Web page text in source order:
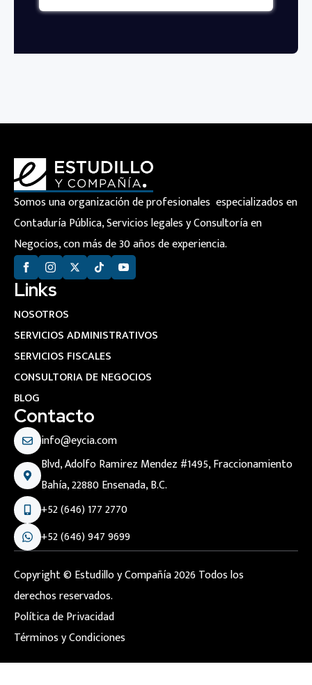
Somos una organización de profesionales especializados en
Contaduría Pública, Servicios legales y Consultoría en
Negocios, con más de 30 años de experiencia.
Links
NOSOTROS
SERVICIOS ADMINISTRATIVOS
SERVICIOS FISCALES
CONSULTORIA DE NEGOCIOS
BLOG
Contacto
info@eycia.com
Blvd, Adolfo Ramirez Mendez #1495, Fraccionamiento
Bahía, 22880 Ensenada, B.C.
+52 (646) 177 2770
+52 (646) 947 9699
Copyright © Estudillo y Compañía 2026 Todos los
derechos reservados.
Política de Privacidad
Términos y Condiciones